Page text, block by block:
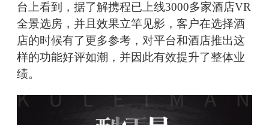
台上看到，据了解携程已上线3000多家酒店VR
全景选房，并且效果立竿见影，客户在选择酒
店的时候有了更多参考，对平台和酒店推出这
样的功能好评如潮，并因此有效提升了整体业
绩。